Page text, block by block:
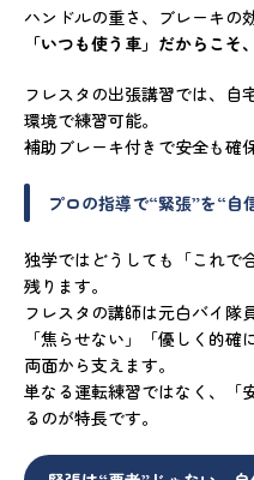
ハンドルの重さ、ブレーキの
「いつも使う車」だからこ
フレスタの出張講習では、自
環境で練習可能。
補助ブレーキ付きで安全も確
プロの指導で“緊張”を“自
独学ではどうしても「これで
残ります。
フレスタの講師は元白バイ隊
「焦らせない」「優しく的
両面から支えます。
単なる運転練習ではなく、「
るのが特長です。